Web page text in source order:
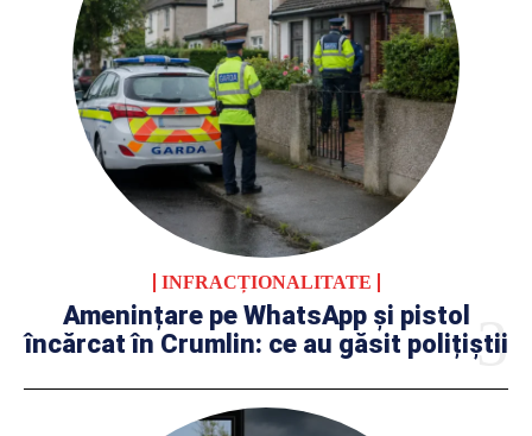
INFRACȚIONALITATE
Amenințare pe WhatsApp și pistol
încărcat în Crumlin: ce au găsit polițiștii